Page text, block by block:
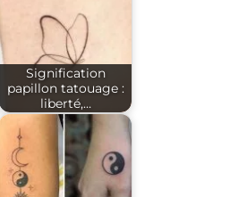
Signification
papillon tatouage :
liberté,…